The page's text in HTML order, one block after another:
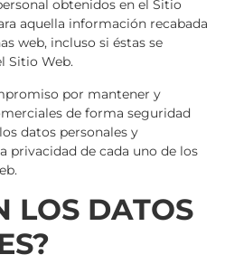
obtenidos en el Sitio
aquella información recabada
web, incluso si éstas se
Sitio Web.
por mantener y
de forma seguridad
datos personales y
privacidad de cada uno de los
LOS DATOS